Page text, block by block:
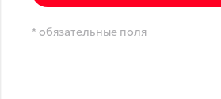
* обязательные поля